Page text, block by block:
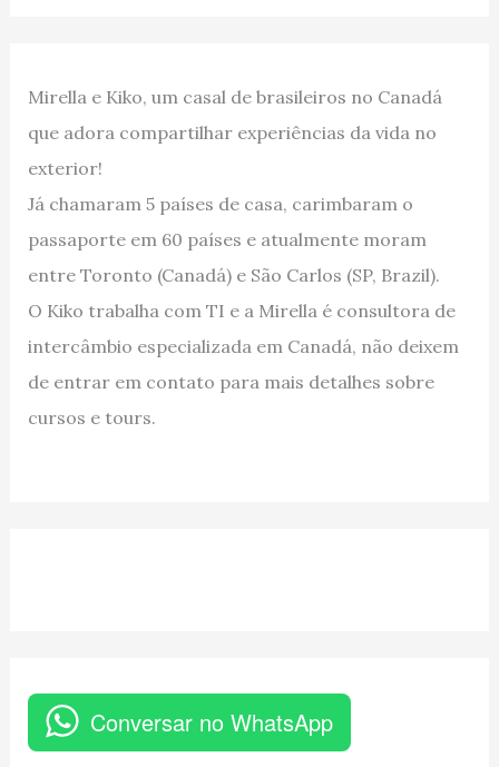
Mirella e Kiko, um casal de brasileiros no Canadá
que adora compartilhar experiências da vida no
exterior!
Já chamaram 5 países de casa, carimbaram o
passaporte em 60 países e atualmente moram
entre Toronto (Canadá) e São Carlos (SP, Brazil).
O Kiko trabalha com TI e a Mirella é consultora de
intercâmbio especializada em Canadá, não deixem
de entrar em contato para mais detalhes sobre
cursos e tours.
Conversar no WhatsApp